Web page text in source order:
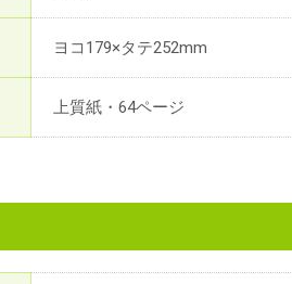
ヨコ179×タテ252mm
上質紙・64ページ